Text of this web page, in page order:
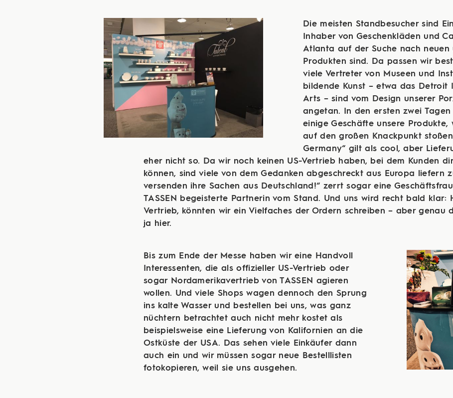
Die meisten Standbesucher sind
Inhaber von Geschenkläden und
Atlanta auf der Suche nach neuen
Produkten sind. Da passen wir
viele Vertreter von Museen und
bildende Kunst – etwa das Detroit
Arts – sind vom Design unserer
angetan. In den ersten zwei
einige Geschäfte unsere Produkte,
auf den großen Knackpunkt
Germany“ gilt als cool, aber
eher nicht so. Da wir noch keinen US-Vertrieb haben, bei dem Kunden
können, sind viele von dem Gedanken abgeschreckt aus Europa liefern
versenden ihre Sachen aus Deutschland!“ zerrt sogar eine
TASSEN begeisterte Partnerin vom Stand. Und uns wird recht bald klar:
Vertrieb, könnten wir ein Vielfaches der Ordern schreiben – aber genau
ja hier.
Bis zum Ende der Messe haben wir eine Handvoll
Interessenten, die als offizieller US-Vertrieb oder
sogar Nordamerikavertrieb von TASSEN agieren
wollen. Und viele Shops wagen dennoch den Sprung
ins kalte Wasser und bestellen bei uns, was ganz
nüchtern betrachtet auch nicht mehr kostet als
beispielsweise eine Lieferung von Kalifornien an die
Ostküste der USA. Das sehen viele Einkäufer dann
auch ein und wir müssen sogar neue Bestelllisten
fotokopieren, weil sie uns ausgehen.